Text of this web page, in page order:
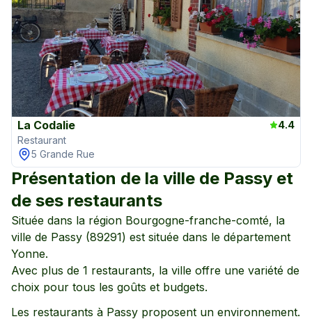
La Codalie
4.4
Restaurant
5 Grande Rue
Présentation de la ville de Passy et
de ses restaurants
Située dans la région Bourgogne-franche-comté, la
ville de Passy (89291) est située dans le département
Yonne.
Avec plus de 1 restaurants, la ville offre une variété de
choix pour tous les goûts et budgets.
Les restaurants à Passy proposent un environnement.